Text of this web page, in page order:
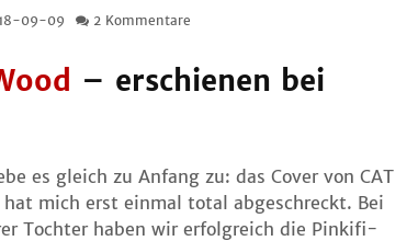
09-09 2 Kommentare
– erschienen bei
es gleich zu Anfang zu: das Cover von CAT
hat mich erst ein­mal total abge­schreckt. Bei
Toch­ter haben wir erfolg­reich die Pin­ki­fi­